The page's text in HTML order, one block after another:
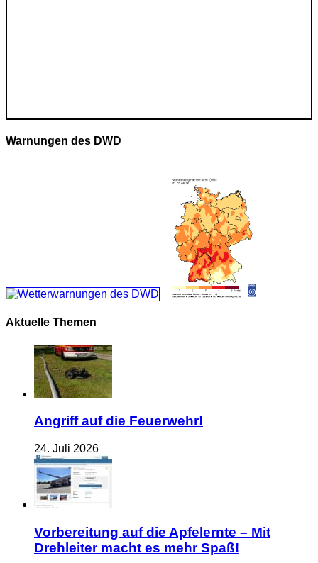
Warnungen des DWD
Aktuelle Themen
Angriff auf die Feuerwehr!
24. Juli 2026
Vorbereitung auf die Apfelernte – Mit
Drehleiter macht es mehr Spaß!